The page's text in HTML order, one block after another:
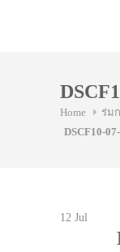
Home
ร่ม
DSCF10-
12 Jul